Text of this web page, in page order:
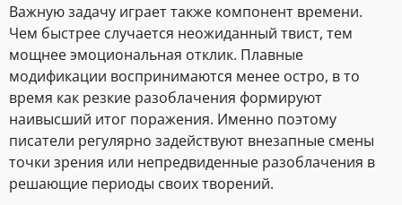
Важную задачу играет также компонент времени.
Чем быстрее случается неожиданный твист, тем
мощнее эмоциональная отклик. Плавные
модификации воспринимаются менее остро, в то
время как резкие разоблачения формируют
наивысший итог поражения. Именно поэтому
писатели регулярно задействуют внезапные смены
точки зрения или непредвиденные разоблачения в
решающие периоды своих творений.